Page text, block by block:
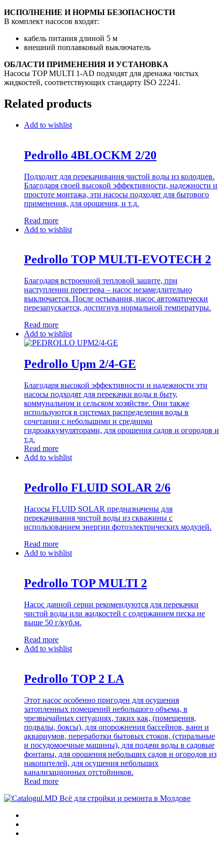
ИСПОЛНЕНИЕ И НОРМЫ БЕЗОПАСНОСТИ
В комплект насосов входят:
кабель питания длиной 5 м
внешний поплавковый выключатель
ОБЛАСТИ ПРИМЕНЕНИЯ И УСТАНОВКА
Насосы TOP MULTI 1-AD подходят для дренажа чистых
жидкостей, соответствующих стандарту ISO 22241.
Related products
Add to wishlist
Pedrollo 4BLOCKM 2/20
Подходит для перекачивания чистой воды из колодцев.
Благодаря своей высокой эффективности, надежности и
простоте монтажа, эти насосы подходят для бытового
применения, для орошения, и т.д.
Read more
Add to wishlist
Pedrollo TOP MULTI-EVOTECH 2
Благодаря встроенной тепловой защите, при
наступлении перегрева – насос незамедлительно
выключается. После остывания, насос автоматически
перезапускается, достигнув нормальной температуры.
Read more
Add to wishlist
Pedrollo Upm 2/4-GE
Благодаря высокой эффективности и надежности эти
насосы подходят для перекачки воды в быту,
коммунальном и сельском хозяйстве. Они также
используются в системах распределения воды в
сочетании с небольшими и средними
гидроаккумуляторами, для орошения садов и огородов и
т.д.
Read more
Add to wishlist
Pedrollo FLUID SOLAR 2/6
Насосы FLUID SOLAR предназначены для
перекачивания чистой воды из скважины с
использованием энергии фотоэлектрических модулей.
Read more
Add to wishlist
Pedrollo TOP MULTI 2
Насос данной серии рекомендуются для перекачки
чистой воды или жидкостей с содержанием песка не
выше 50 г/куб.м.
Read more
Add to wishlist
Pedrollo TOP 2 LA
Этот насос особенно пригоден для осушения
затопленных помещений небольшого объема, в
чрезвычайных ситуациях, таких как, (помещения,
подвалы, боксы), для опорожнения бассейнов, ванн и
аквариумов, переработки бытовых стоков, (стиральные
и посудомоечные машины), для подачи воды в садовые
фонтаны, для орошения небольших садов и огородов из
накопителей, для осушения небольших
канализационных отстойников.
Read more
Всё для стройки и ремонта в Молдове